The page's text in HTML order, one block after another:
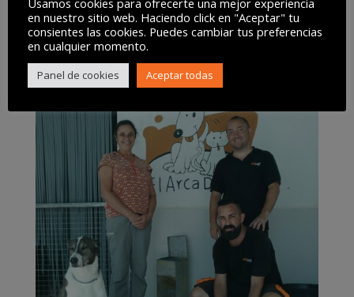
Usamos cookies para ofrecerte una mejor experiencia
en nuestro sitio web. Haciendo click en "Aceptar" tu
consientes las cookies. Puedes cambiar tus preferencias
en cualquier momento.
Panel de cookies Aceptar todas